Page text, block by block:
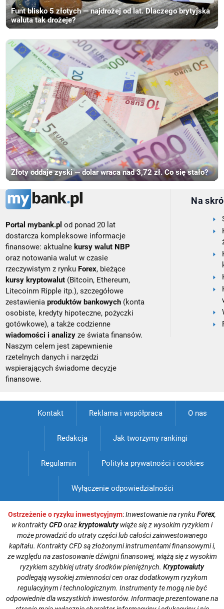
Funt blisko 5 złotych — najdrożej od lat. Dlaczego brytyjska
waluta tak drożeje?
Złoty oddaje zyski — dolar wraca nad 3,72 zł. Co się stało?
Portal mybank.pl od ponad 20 lat
dostarcza kompleksowe informacje
finansowe: aktualne kursy walut NBP
oraz notowania walut w czasie
rzeczywistym z rynku Forex, bieżące
kursy kryptowalut (Bitcoin, Ethereum,
Litecoinm Ripple itp.), szczegółowe
zestawieniaproduktów bankowych (konta
osobiste, kredyty hipoteczne, pożyczki
gotówkowe), a także codzienne
wiadomości i analizy ze świata finansów.
Naszym celem jest zapewnienie
rzetelnych danych i narzędzi
wspierających świadome decyzje
finansowe.
Na
Kontakt Reklama i współpraca O nas
Redakcja Jak tworzymy rankingi
Regulamin Polityka prywatności i cookies
Wyłączenie odpowiedzialności
Ostrzeżenie o ryzyku inwestycyjnym:Inwestowanie na rynkuForex,
w kontraktyCFDorazkryptowalutywiąże się z wysokim ryzykiem i
może prowadzić do utraty części lub całości zainwestowanego
kapitału. Kontrakty CFD są złożonymi instrumentami finansowymi i,
ze względu na zastosowanie dźwigni finansowej, wiążą się z wysokim
ryzykiem szybkiej utraty środków pieniężnych. Kryptowaluty
podlegają wysokiej zmienności cen oraz dodatkowym ryzykom
regulacyjnym i technologicznym. Instrumenty te mogą nie być
odpowiednie dla wszystkich inwestorów. Informacje prezentowane na